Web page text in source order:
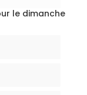
le dimanche